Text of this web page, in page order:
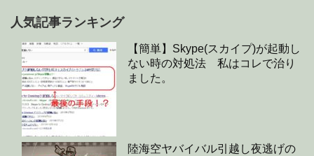
人気記事ランキング
【簡単】Skype(スカイプ)が起動し
ない時の対処法 私はコレで治り
ました。
陸海空ヤバイバル引越し夜逃げの